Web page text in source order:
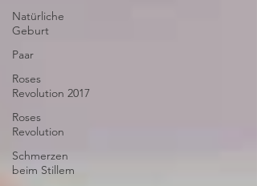
Natürliche
Geburt
Paar
Roses
Revolution 2017
Roses
Revolution
Schmerzen
beim Stillem